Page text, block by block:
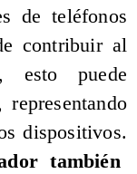
de teléfonos
contribuir al
esto puede
dispositivos.
también